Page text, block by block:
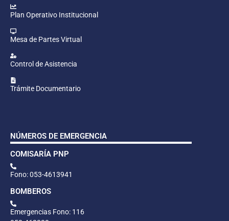
Plan Operativo Institucional
Mesa de Partes Virtual
Control de Asistencia
Trámite Documentario
NÚMEROS DE EMERGENCIA
COMISARÍA PNP
Fono: 053-4613941
BOMBEROS
Emergencias Fono: 116